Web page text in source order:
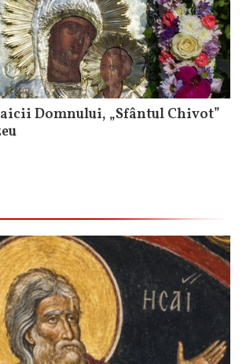
Domnului, „Sfântul Chivot”